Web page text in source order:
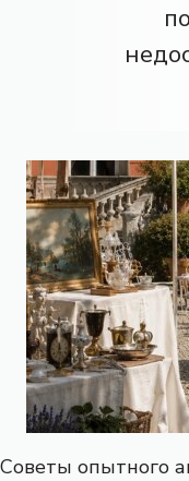
Советы опытного